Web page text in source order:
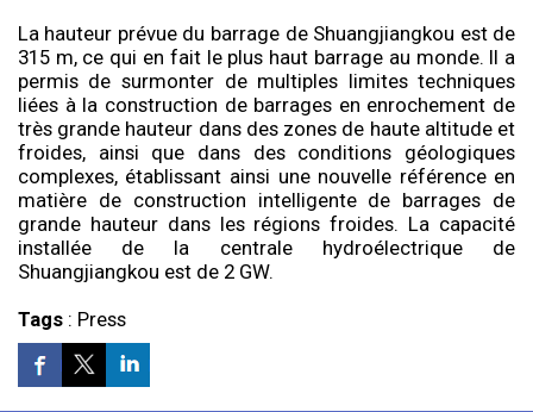
La hauteur prévue du barrage de Shuangjiangkou est de
315 m, ce qui en fait le plus haut barrage au monde. Il a
permis de surmonter de multiples limites techniques
liées à la construction de barrages en enrochement de
très grande hauteur dans des zones de haute altitude et
froides, ainsi que dans des conditions géologiques
complexes, établissant ainsi une nouvelle référence en
matière de construction intelligente de barrages de
grande hauteur dans les régions froides. La capacité
installée de la centrale hydroélectrique de
Shuangjiangkou est de 2 GW.
Tags: Press